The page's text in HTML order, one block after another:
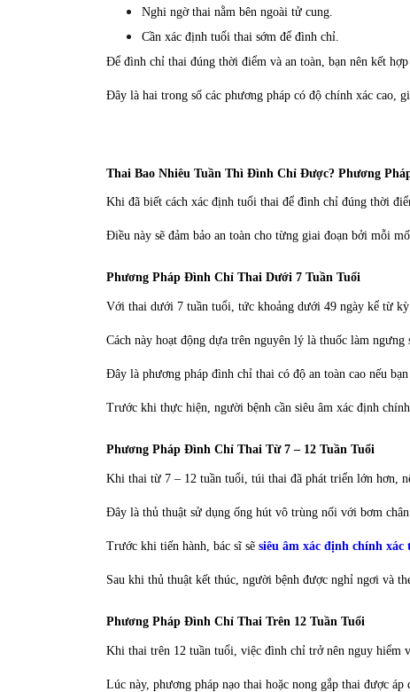
Nghi ngờ thai nằm bên ngoài tử cung.
Cần xác định tuổi thai sớm để đình chỉ.
Để đình chỉ thai đúng thời điểm và an toàn, bạn nên kết
Đây là hai trong số các phương pháp có độ chính xác cao,
Thai Bao Nhiêu Tuần Thì Đình Chỉ Được? Phương
Khi đã biết cách xác định tuổi thai để đình chỉ đúng thời
Điều này sẽ đảm bảo an toàn cho từng giai đoạn bởi mỗi
Phương Pháp Đình Chỉ Thai Dưới 7 Tuần Tuổi
Với thai dưới 7 tuần tuổi, tức khoảng dưới 49 ngày kể từ
Cách này hoạt động dựa trên nguyên lý là thuốc làm
Đây là phương pháp đình chỉ thai có độ an toàn cao nếu
Trước khi thực hiện, người bệnh cần siêu âm xác định
Phương Pháp Đình Chỉ Thai Từ 7 – 12 Tuần Tuổi
Khi thai từ 7 – 12 tuần tuổi, túi thai đã phát triển lớn hơn,
Đây là thủ thuật sử dụng ống hút vô trùng nối với bơm
Trước khi tiến hành, bác sĩ sẽ siêu âm xác định chính xác
Sau khi thủ thuật kết thúc, người bệnh được nghỉ ngơi và
Phương Pháp Đình Chỉ Thai Trên 12 Tuần Tuổi
Khi thai trên 12 tuần tuổi, việc đình chỉ trở nên nguy hiểm
Lúc này, phương pháp nạo thai hoặc nong gắp thai được